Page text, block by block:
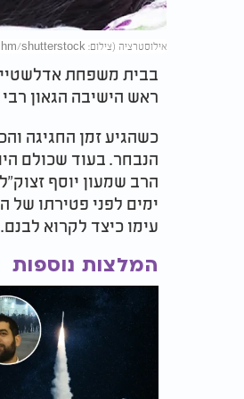
אילוסטרציה (צילום: natushm/shutterstock | צילום מסך: קול דודי דופק יהדות התורה)
בבית משפחת אדלשטיין
ראש הישיבה הגאון
כשהגיע זמן החגיגה
הנבחר. בעוד שכולם
הרב שמעון יוסף
ימים לפני פטירתו של
עימו כיצד לקרוא לבנם.
המלצות נוספות